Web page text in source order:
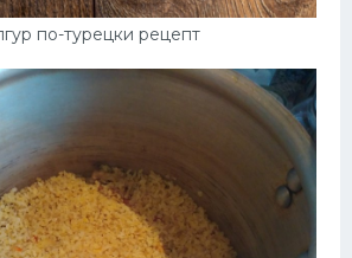
по-турецки рецепт